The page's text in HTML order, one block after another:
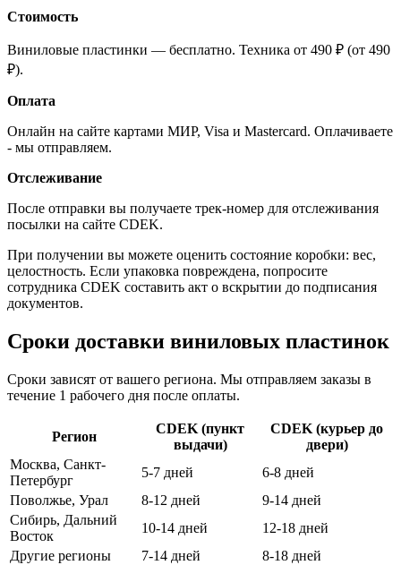
Стоимость
Виниловые пластинки — бесплатно. Техника от 490 ₽ (от 490
₽).
Оплата
Онлайн на сайте картами МИР, Visa и Mastercard. Оплачиваете
- мы отправляем.
Отслеживание
После отправки вы получаете трек-номер для отслеживания
посылки на сайте CDEK.
При получении вы можете оценить состояние коробки: вес,
целостность. Если упаковка повреждена, попросите
сотрудника CDEK составить акт о вскрытии до подписания
документов.
Сроки доставки виниловых пластинок
Сроки зависят от вашего региона. Мы отправляем заказы в
течение 1 рабочего дня после оплаты.
Регион
CDEK (пункт
выдачи)
CDEK (курьер до
двери)
Москва, Санкт-
Петербург
5-7 дней
6-8 дней
Поволжье, Урал
8-12 дней
9-14 дней
Сибирь, Дальний
Восток
10-14 дней
12-18 дней
Другие регионы
7-14 дней
8-18 дней